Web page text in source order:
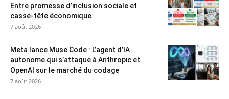
Entre promesse d’inclusion sociale et
casse-tête économique
7 août 2026
Meta lance Muse Code : L’agent d’IA
autonome qui s’attaque à Anthropic et
OpenAI sur le marché du codage
7 août 2026